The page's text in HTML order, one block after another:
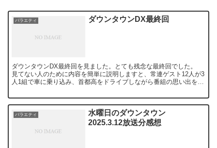
バラエティ ダウンタウンDX最終回
ダウンタウンDX最終回を見ました。とても残念な最終回でした。
見てない人のために内容を簡単に説明しますと、常連ゲスト12人が3
人1組で車に乗り込み、首都高をドライブしながら番組の思い出を語
バラエティ
水曜日のダウンタウン
2025.3.12放送分感想